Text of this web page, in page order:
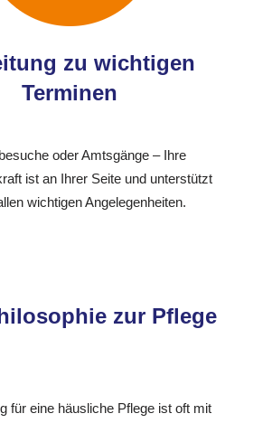
zu wichtigen
Terminen
oder Amtsgänge – Ihre
ist an Ihrer Seite und unterstützt
wichtigen Angelegenheiten.
zur Pflege
für eine häusliche Pflege ist oft mit